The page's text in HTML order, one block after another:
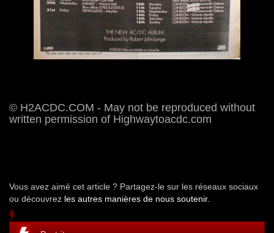
© H2ACDC.COM - May not be reproduced without
written permission of Highwaytoacdc.com
Vous avez aimé cet article ? Partagez-le sur les réseaux sociaux
ou découvrez les autres manières de nous soutenir.